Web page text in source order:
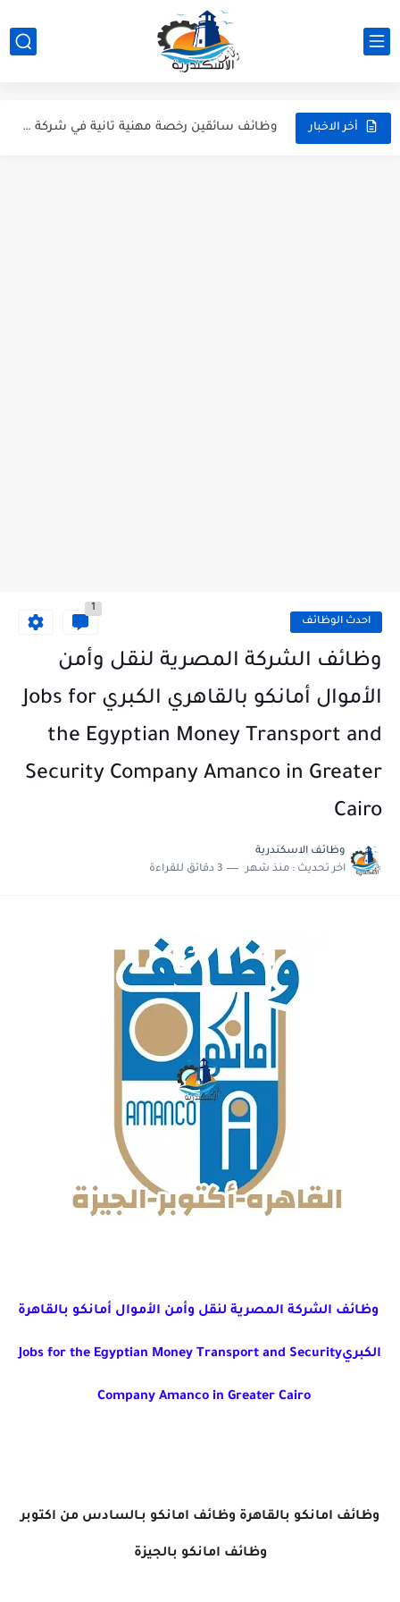
أخر الاخبار
شيف كريب، كاشير، وأعضاء مطبخ | وظائف مطعم ذا كريبياري...
وظائف سائقين رخصة مهنية تانية في شركة Woodek للتجهيزات الخشبية...
احدث الوظائف
1
وظائف الشركة المصرية لنقل وأمن
الأموال أمانكو بالقاهري الكبري Jobs for
the Egyptian Money Transport and
Security Company Amanco in Greater
Cairo
وظائف الاسكندرية
اخر تحديث : منذ شهر 3 دقائق للقراءة
وظائف الشركة المصرية لنقل وأمن الأموال أمانكو بالقاهرة
الكبريJobs for the Egyptian Money Transport and Security
Company Amanco in Greater Cairo
وظائف امانكو بالقاهرة وظائف امانكو بـالسادس من اكتوبر
وظائف امانكو بالجيزة